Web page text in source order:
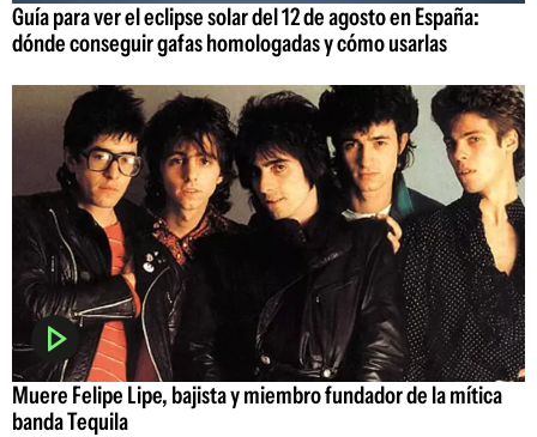
Guía para ver el eclipse solar del 12 de agosto en España:
dónde conseguir gafas homologadas y cómo usarlas
Muere Felipe Lipe, bajista y miembro fundador de la mítica
banda Tequila